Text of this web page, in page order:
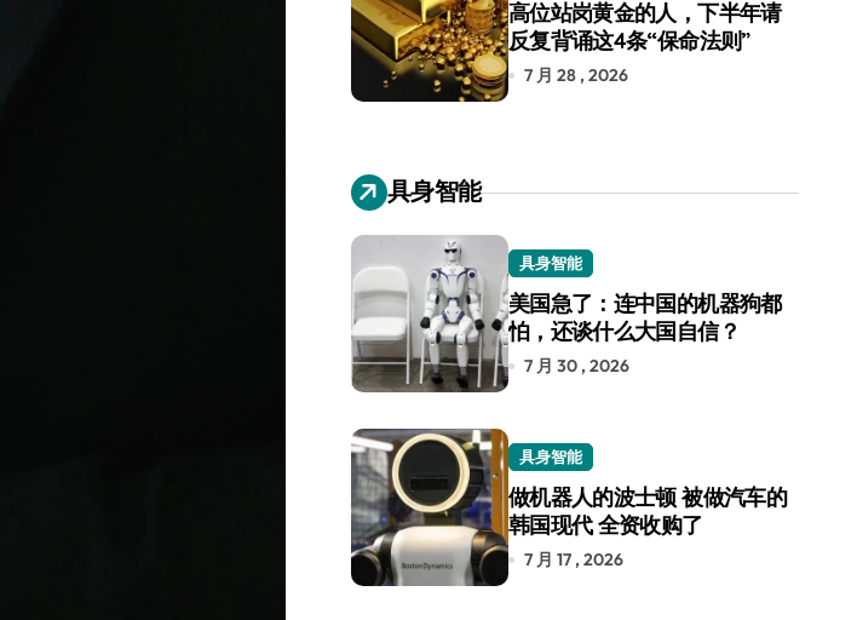
高位站岗黄金的人，下半年请
反复背诵这4条“保命法则”
7 月 28 , 2026
具身智能
具身智能
美国急了：连中国的机器狗都
怕，还谈什么大国自信？
7 月 30 , 2026
具身智能
做机器人的波士顿 被做汽车的
韩国现代 全资收购了
7 月 17 , 2026